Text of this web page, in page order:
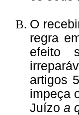
O
regra
efeito
artigos
impeça
Juízo a